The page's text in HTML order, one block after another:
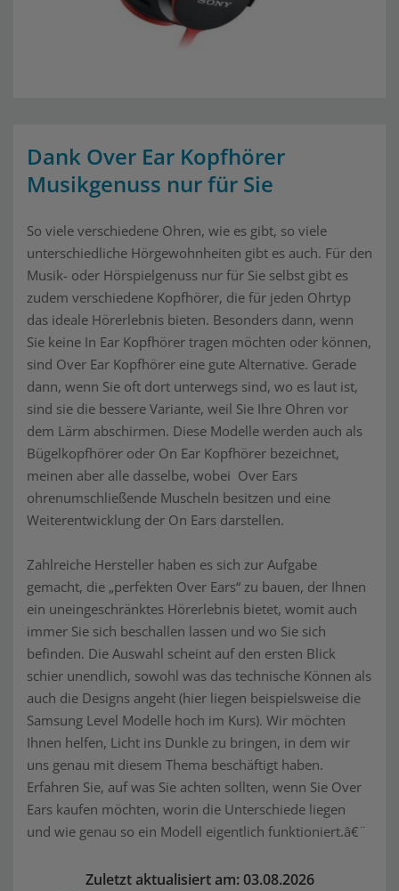
Dank Over Ear Kopfhörer
Musikgenuss nur für Sie
So viele verschiedene Ohren, wie es gibt, so viele
unterschiedliche Hörgewohnheiten gibt es auch. Für den
Musik- oder Hörspielgenuss nur für Sie selbst gibt es
zudem verschiedene Kopfhörer, die für jeden Ohrtyp
das ideale Hörerlebnis bieten. Besonders dann, wenn
Sie keine In Ear Kopfhörer tragen möchten oder können,
sind Over Ear Kopfhörer eine gute Alternative. Gerade
dann, wenn Sie oft dort unterwegs sind, wo es laut ist,
sind sie die bessere Variante, weil Sie Ihre Ohren vor
dem Lärm abschirmen. Diese Modelle werden auch als
Bügelkopfhörer oder On Ear Kopfhörer bezeichnet,
meinen aber alle dasselbe, wobei Over Ears
ohrenumschließende Muscheln besitzen und eine
Weiterentwicklung der On Ears darstellen.
Zahlreiche Hersteller haben es sich zur Aufgabe
gemacht, die „perfekten Over Ears“ zu bauen, der Ihnen
ein uneingeschränktes Hörerlebnis bietet, womit auch
immer Sie sich beschallen lassen und wo Sie sich
befinden. Die Auswahl scheint auf den ersten Blick
schier unendlich, sowohl was das technische Können als
auch die Designs angeht (hier liegen beispielsweise die
Samsung Level Modelle hoch im Kurs). Wir möchten
Ihnen helfen, Licht ins Dunkle zu bringen, in dem wir
uns genau mit diesem Thema beschäftigt haben.
Erfahren Sie, auf was Sie achten sollten, wenn Sie Over
Ears kaufen möchten, worin die Unterschiede liegen
und wie genau so ein Modell eigentlich funktioniert.â€¨
Zuletzt aktualisiert am: 03.08.2026